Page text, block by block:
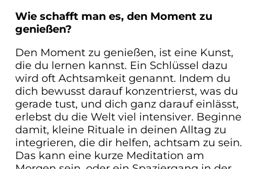
Wie schafft man es, den Moment zu
genießen?
Den Moment zu genießen, ist eine Kunst,
die du lernen kannst. Ein Schlüssel dazu
wird oft Achtsamkeit genannt. Indem du
dich bewusst darauf konzentrierst, was du
gerade tust, und dich ganz darauf einlässt,
erlebst du die Welt viel intensiver. Beginne
damit, kleine Rituale in deinen Alltag zu
integrieren, die dir helfen, achtsam zu sein.
Das kann eine kurze Meditation am